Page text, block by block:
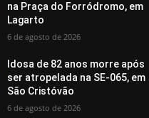
na Praça do Forródromo, em
Lagarto
6 de agosto de 2026
Idosa de 82 anos morre após
ser atropelada na SE-065, em
São Cristóvão
6 de agosto de 2026